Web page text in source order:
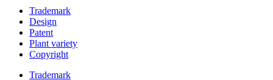
Trademark
Design
Patent
Plant variety
Copyright
Trademark